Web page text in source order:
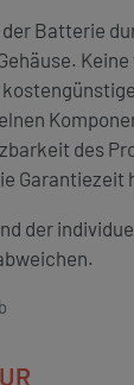
Batterie
des
Garantiezeit
der